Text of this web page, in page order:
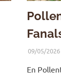
09/05/2026
En